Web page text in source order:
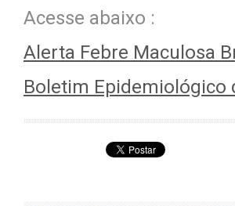
Acesse abaixo :
Alerta Febre Maculosa
Boletim Epidemiológico